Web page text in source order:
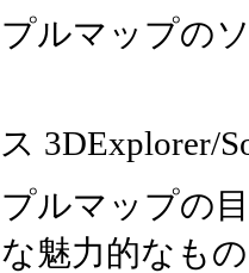
ルマップの
3DExplorer/
ルマップの
魅力的なも